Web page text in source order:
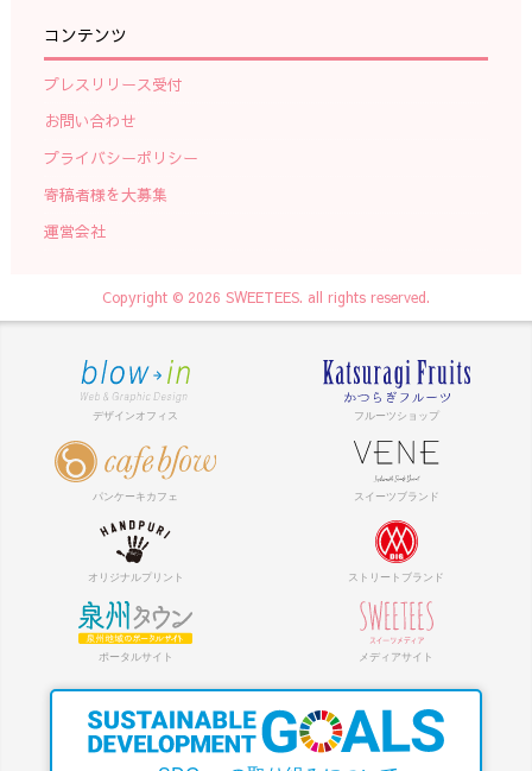
コンテンツ
プレスリリース受付
お問い合わせ
プライバシーポリシー
寄稿者様を大募集
運営会社
Copyright © 2026 SWEETEES. all rights reserved.